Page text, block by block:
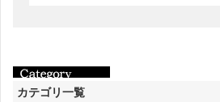
カテゴリ一覧